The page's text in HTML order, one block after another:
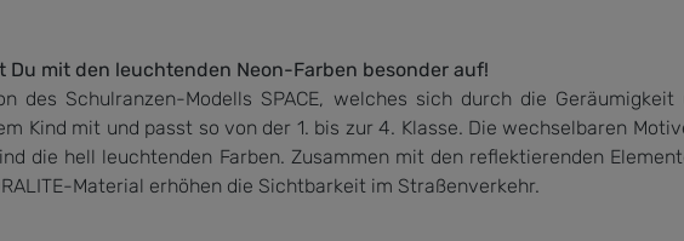
mit den leuchtenden Neon-Farben besonder auf!
des Schulranzen-Modells SPACE, welches sich durch die
Kind mit und passt so von der 1. bis zur 4. Klasse. Die wechselbaren
die hell leuchtenden Farben. Zusammen mit den reflektierenden
Material erhöhen die Sichtbarkeit im Straßenverkehr.